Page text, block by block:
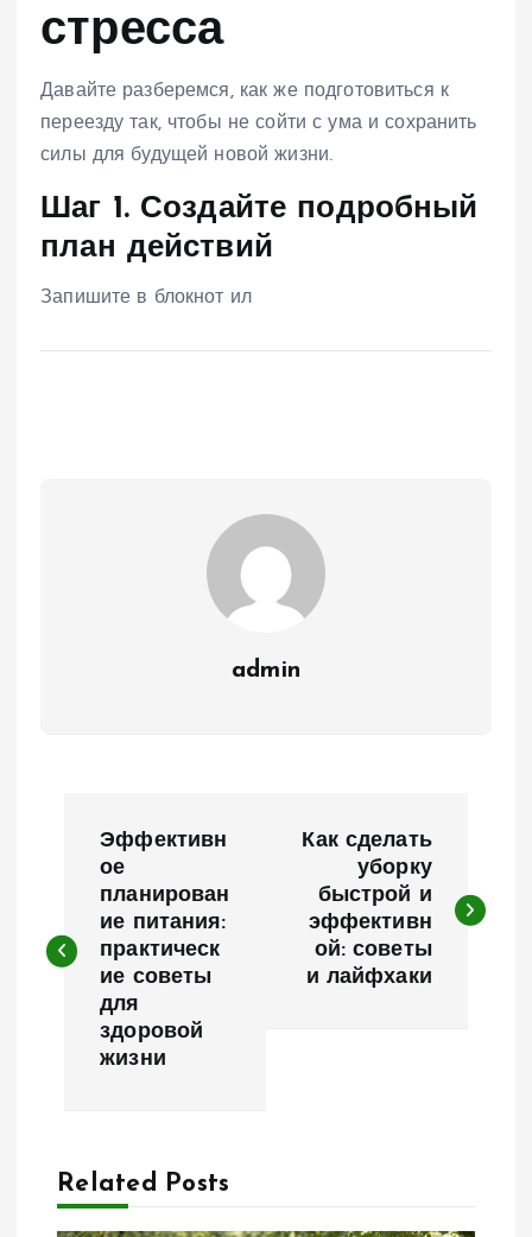
стресса
Давайте разберемся, как же подготовиться к
переезду так, чтобы не сойти с ума и сохранить
силы для будущей новой жизни.
Шаг 1. Создайте подробный
план действий
Запишите в блокнот ил
admin
в
ц
и
Эффективн
ое
планирован
ие питания:
практическ
ие советы
для
здоровой
жизни
Как сделать
уборку
быстрой и
эффективн
ой: советы
и лайфхаки
Related Posts